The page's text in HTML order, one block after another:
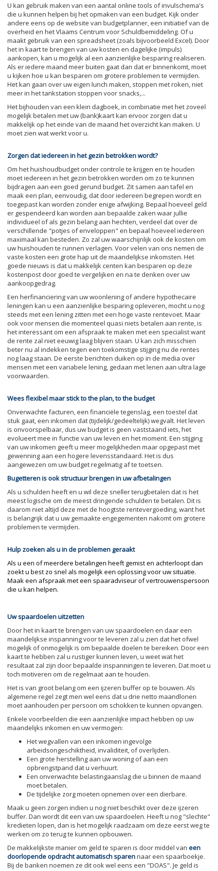
U kan gebruik maken van een aantal online tools of invulschema's
die u kunnen helpen bij het opmaken van een budget. Kijk onder
andere eens op de website van budgetplanner, een initiatief van de
overheid en het Vlaams Centrum voor Schuldbemiddeling. Of u
maakt gebruik van een spreadsheet (zoals bijvoorbeeld Excel). Door
het in kaart te brengen van uw kosten en dagelijke (impuls)
aankopen, kan u mogelijk al een aanzienlijke besparing realiseren.
Als er iedere maand meer buiten gaat dan dat er binnenkomt, moet
u kijken hoe u kan besparen om grotere problemen te vermijden.
Het kan gaan over uw eigen lunch maken, stoppen met roken, niet
meer in het tankstation stoppen voor snacks,...
Het bijhouden van een klein dagboek, in combinatie met het zoveel
mogelijk betalen met uw (bank)kaart kan ervoor zorgen dat u
makkelijk op het einde van de maand het overzicht kan maken. U
moet zien wat werkt voor u.
Zorgen dat iedereen in het gezin betrokken wordt?
Om het huishoudbudget onder controle te krijgen en te houden
moet iedereen in het gezin betrokken worden om zo te kunnen
bijdragen aan een goed gerund budget. Zit samen aan tafel en
maak een plan, eenvoudig, dat door iedereen begrepen wordt en
toegepast kan worden zonder enige afwijking. Bepaal hoeveel geld
er gespendeerd kan worden aan bepaalde zaken waar jullie
individueel of als gezin belang aan hechten, verdeel dat over de
verschillende "potjes of enveloppen" en bepaal hoeveel iedereen
maximaal kan besteden. Zo zal uw waarschijnlijk ook de kosten om
uw huishouden te runnen verlagen. Voor velen van ons nemen de
vaste kosten een grote hap uit de maandelijkse inkomsten. Het
goede nieuws is dat u makkelijk centen kan besparen op deze
kostenpost door goed te vergelijken en na te denken over uw
aankoopgedrag.
Een herfinanciering van uw woonlening of andere hypothecaire
leningen kan u een aanzienlijke besparing opleveren, mocht u nog
steeds met een lening zitten met een hoge vaste rentevoet. Maar
ook voor mensen die momenteel quasi niets betalen aan rente, is
het interessant om een afspraak te maken met een specialist want
de rente zal niet eeuwig laag blijven staan. U kan zich misschien
beter nu al indekken tegen een toekomstige stijging nu de rentes
nog laag staan. De eerste berichten duiken op in de media over
mensen met een variabele lening, gedaan met lenen aan ultra lage
voorwaarden.
Wees flexibel maar stick to the plan, to the budget
Onverwachte facturen, een financiële tegenslag, een toestel dat
stuk gaat, een inkomen dat (tijdelijk/gedeeltelijk) wegvalt. Het leven
is onvoorspelbaar, dus uw budget is geen vaststaand iets, het
evolueert mee in functie van uw leven en het moment. Een stijging
van uw inkomen geeft u meer mogelijkheden maar opgepast met
gewenning aan een hogere levensstandaard. Het is dus
aangewezen om uw budget regelmatig af te toetsen.
Bugetteren is ook structuur brengen in uw afbetalingen
Als u schulden heeft en u wil deze sneller terugbetalen dat is het
meest logische om de meest dringende schulden te betalen. Dit is
daarom niet altijd deze met de hoogtste rentevergoeding, want het
is belangrijk dat u uw gemaakte engegementen nakomt om grotere
problemen te vermijden.
Hulp zoeken als u in de problemen geraakt
Als u een of meerdere betalingen heeft gemist en achterloopt dan
zoekt u best zo snel als mogelijk een oplossing voor uw situatie.
Maak een afspraak met een spaaradviseur of vertrouwenspersoon
die u kan helpen.
Uw spaardoelen uitzetten
Door het in kaart te brengen van uw spaardoelen en daar een
maandelijkse inspanning voor te leveren zal u zien dat het ofwel
mogelijk of onmogelijk is om bepaalde doelen te bereiken. Door een
kaart te hebben zal u rustiger kunnen leven, u weet wat het
resultaat zal zijn door bepaalde inspanningen te leveren. Dat moet u
toch motiveren om de regelmaat aan te houden.
Het is van groot belang om een ijzeren buffer op te bouwen. Als
algemene regel zegt men wel eens dat u drie netto maandlonen
moet aanhouden per persoon om schokken te kunnen opvangen.
Enkele voorbeelden die een aanzienlijke impact hebben op uw
maandelijks inkomen en uw vermogen:
Het wegvallen van een inkomen ingevolge
arbeidsongeschiktheid, invaliditeit, of overlijden.
Een grote herstelling aan uw woning of aan een
opbrengstpand dat u verhuurt.
Een onverwachte belastingaanslag die u binnen de maand
moet betalen.
De tijdelijke zorg moeten opnemen over een dierbare.
Maak u geen zorgen indien u nog niet beschikt over deze ijzeren
buffer. Dan wordt dit een van uw spaardoelen. Heeft u nog "slechte"
kredieten lopen, dan is het mogelijk raadzaam om deze eerst weg te
werken om zo terug te kunnen opbouwen.
De makkelijkste manier om geld te sparen is door middel van een
doorlopende opdracht automatisch sparennaar een spaarboekje.
Bij de banken noemen ze dit ook wel eens een "DOAS". Je geld is